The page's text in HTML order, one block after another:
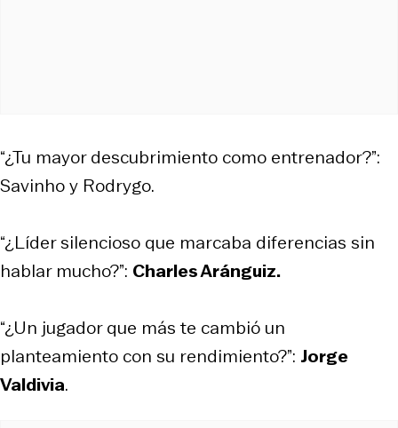
“¿Tu mayor descubrimiento como entrenador?”:
Savinho y Rodrygo.
“¿Líder silencioso que marcaba diferencias sin
hablar mucho?”: Charles Aránguiz.
“¿Un jugador que más te cambió un
planteamiento con su rendimiento?”: Jorge
Valdivia.